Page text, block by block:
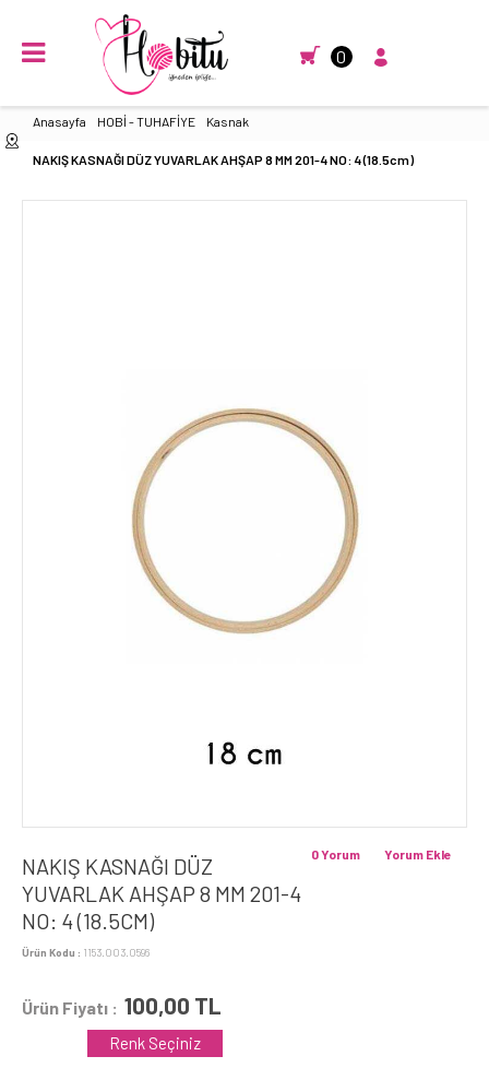
0
Anasayfa HOBİ - TUHAFİYE Kasnak
NAKIŞ KASNAĞI DÜZ YUVARLAK AHŞAP 8 MM 201-4 NO: 4 (18.5cm)
NAKIŞ KASNAĞI DÜZ
YUVARLAK AHŞAP 8 MM 201-4
NO: 4 (18.5CM)
Ürün Kodu : 1153.003.0596
Yorum Ekle
0 Yorum
Ürün Fiyatı : 100,00 TL
Renk Seçiniz